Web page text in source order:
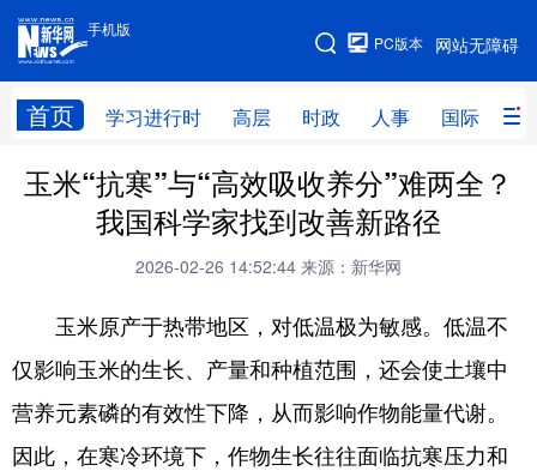
手机版
网站无障碍
PC版本
首页 学习进行时 高层 时政 人事 国际 财
手机版
网站地图
学习进行时 高层 时政 人事
财经 网评
思客智库 全球连线
科技 科普 体育 文化
健康 军事 访谈 视频
图片 中央文件 金融 汽车
玉米“抗寒”与“高效吸收养分”难两全？
我国科学家找到改善新路径
2026-02-26 14:52:44 来源：新华网
玉米原产于热带地区，对低温极为敏感。低温不
仅影响玉米的生长、产量和种植范围，还会使土壤中
营养元素磷的有效性下降，从而影响作物能量代谢。
因此，在寒冷环境下，作物生长往往面临抗寒压力和